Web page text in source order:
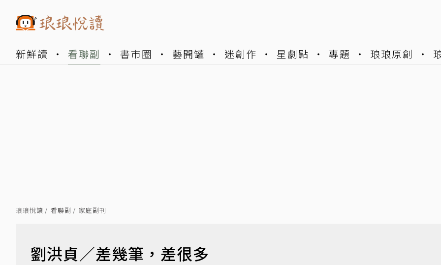
新鮮讀 看聯副 書市圈 藝開罐 迷創作 星劇點 專題 琅琅原創
琅琅悅讀 看聯副 家庭副刊
劉洪貞／差幾筆，差很多